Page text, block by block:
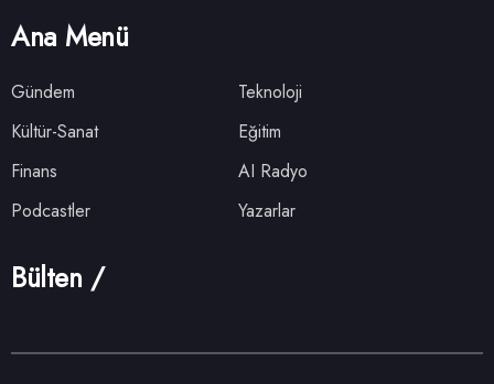
Ana Menü
Gündem
Teknoloji
Kültür-Sanat
Eğitim
Finans
AI Radyo
Podcastler
Yazarlar
Bülten /